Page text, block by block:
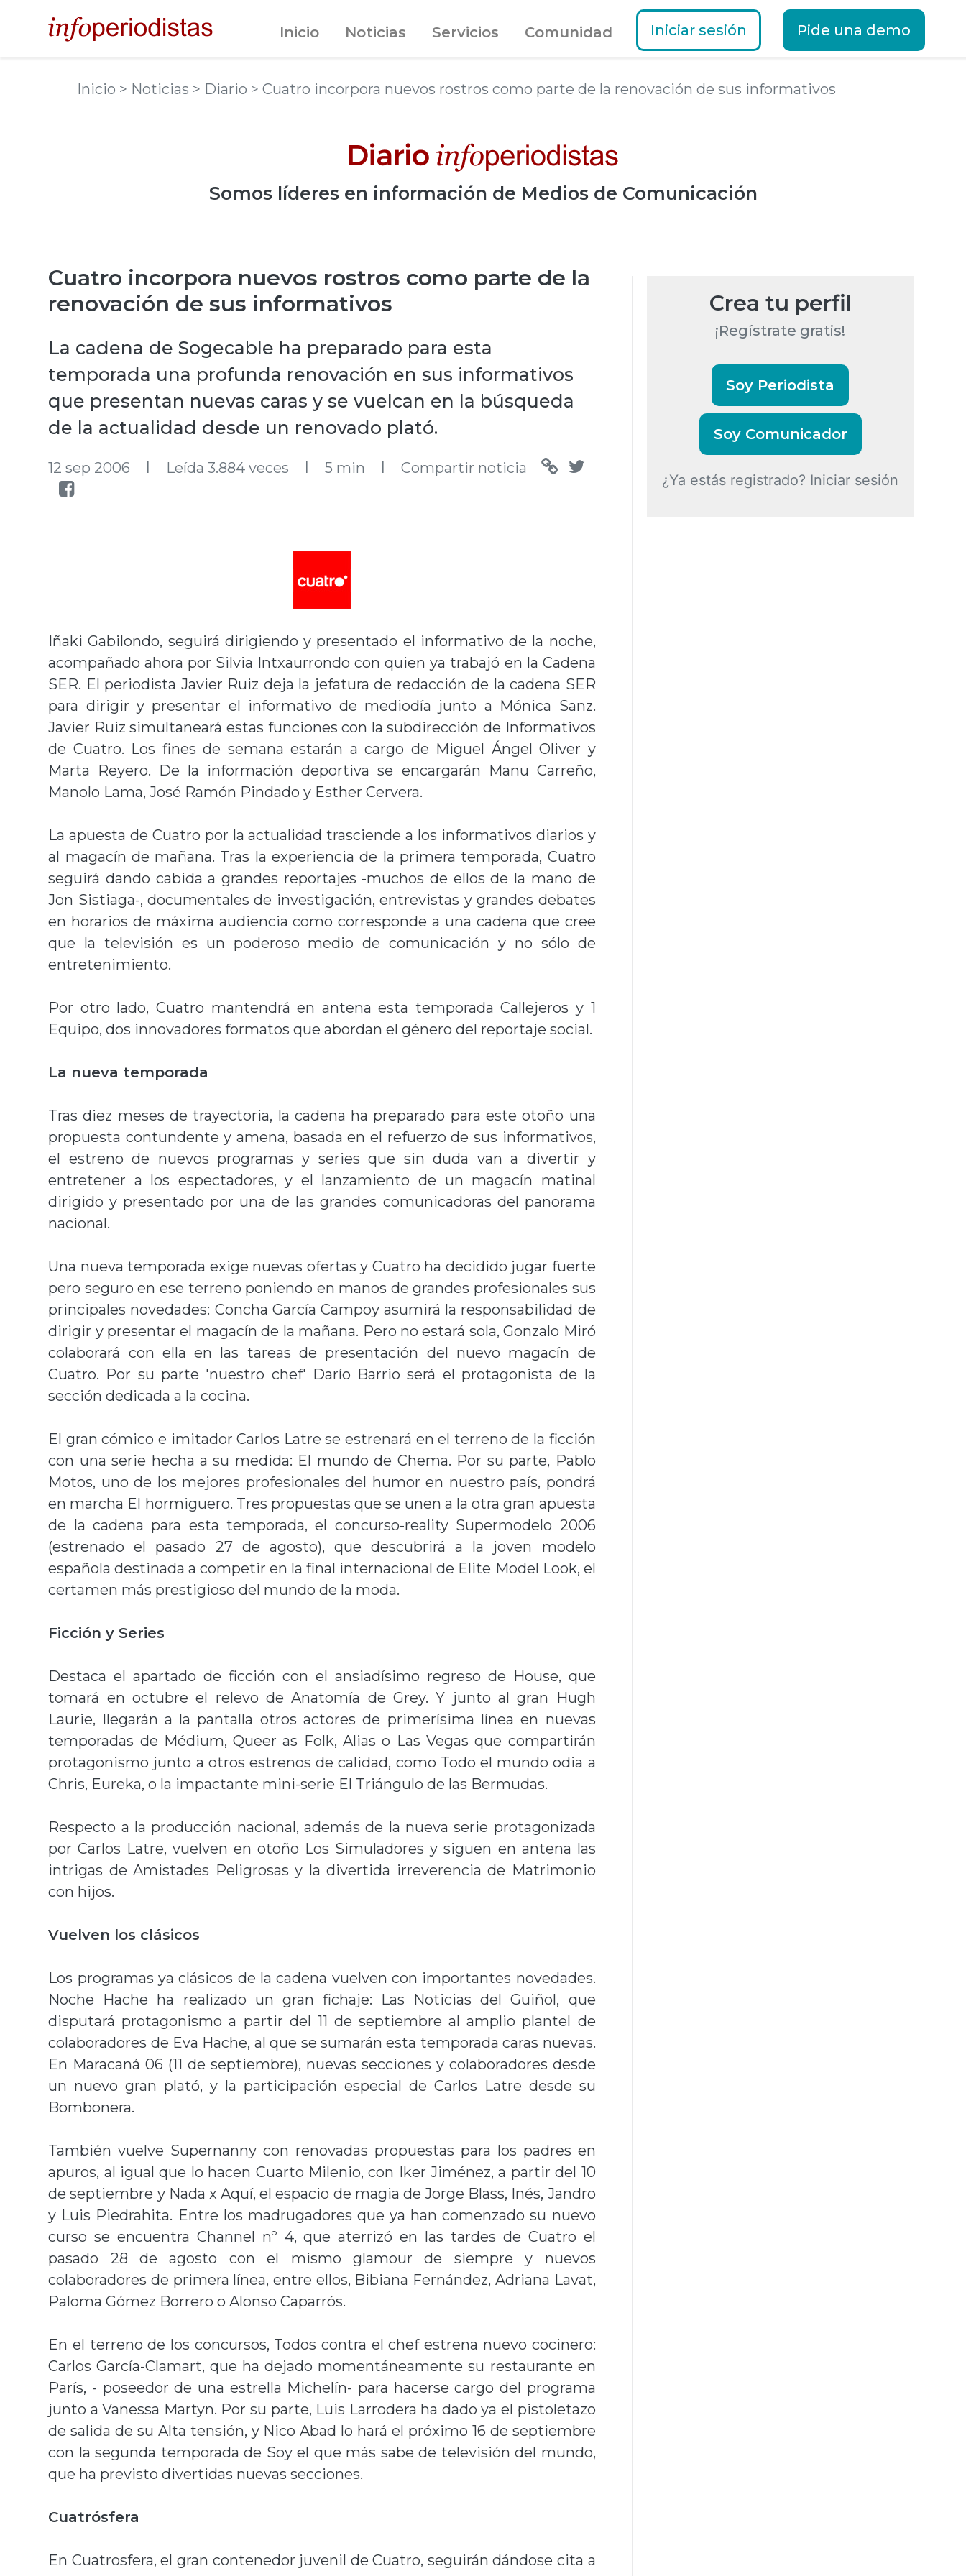
Inicio Noticias Servicios Comunidad Iniciar sesión Pide una demo
Inicio > Noticias > Diario > Cuatro incorpora nuevos rostros como parte de la renovación de sus informativos
Somos líderes en información de Medios de Comunicación
Cuatro incorpora nuevos rostros como parte de la
renovación de sus informativos
La cadena de Sogecable ha preparado para esta
temporada una profunda renovación en sus informativos
que presentan nuevas caras y se vuelcan en la búsqueda
de la actualidad desde un renovado plató.
12 sep 2006 Leída 3.884 veces 5 min Compartir noticia
Iñaki Gabilondo, seguirá dirigiendo y presentado el informativo de la noche,
acompañado ahora por Silvia Intxaurrondo con quien ya trabajó en la Cadena
SER. El periodista Javier Ruiz deja la jefatura de redacción de la cadena SER
para dirigir y presentar el informativo de mediodía junto a Mónica Sanz.
Javier Ruiz simultaneará estas funciones con la subdirección de Informativos
de Cuatro. Los fines de semana estarán a cargo de Miguel Ángel Oliver y
Marta Reyero. De la información deportiva se encargarán Manu Carreño,
Manolo Lama, José Ramón Pindado y Esther Cervera.
La apuesta de Cuatro por la actualidad trasciende a los informativos diarios y
al magacín de mañana. Tras la experiencia de la primera temporada, Cuatro
seguirá dando cabida a grandes reportajes -muchos de ellos de la mano de
Jon Sistiaga-, documentales de investigación, entrevistas y grandes debates
en horarios de máxima audiencia como corresponde a una cadena que cree
que la televisión es un poderoso medio de comunicación y no sólo de
entretenimiento.
Por otro lado, Cuatro mantendrá en antena esta temporada Callejeros y 1
Equipo, dos innovadores formatos que abordan el género del reportaje social.
La nueva temporada
Tras diez meses de trayectoria, la cadena ha preparado para este otoño una
propuesta contundente y amena, basada en el refuerzo de sus informativos,
el estreno de nuevos programas y series que sin duda van a divertir y
entretener a los espectadores, y el lanzamiento de un magacín matinal
dirigido y presentado por una de las grandes comunicadoras del panorama
nacional.
Una nueva temporada exige nuevas ofertas y Cuatro ha decidido jugar fuerte
pero seguro en ese terreno poniendo en manos de grandes profesionales sus
principales novedades: Concha García Campoy asumirá la responsabilidad de
dirigir y presentar el magacín de la mañana. Pero no estará sola, Gonzalo Miró
colaborará con ella en las tareas de presentación del nuevo magacín de
Cuatro. Por su parte 'nuestro chef' Darío Barrio será el protagonista de la
sección dedicada a la cocina.
El gran cómico e imitador Carlos Latre se estrenará en el terreno de la ficción
con una serie hecha a su medida: El mundo de Chema. Por su parte, Pablo
Motos, uno de los mejores profesionales del humor en nuestro país, pondrá
en marcha El hormiguero. Tres propuestas que se unen a la otra gran apuesta
de la cadena para esta temporada, el concurso-reality Supermodelo 2006
(estrenado el pasado 27 de agosto), que descubrirá a la joven modelo
española destinada a competir en la final internacional de Elite Model Look, el
certamen más prestigioso del mundo de la moda.
Ficción y Series
Destaca el apartado de ficción con el ansiadísimo regreso de House, que
tomará en octubre el relevo de Anatomía de Grey. Y junto al gran Hugh
Laurie, llegarán a la pantalla otros actores de primerísima línea en nuevas
temporadas de Médium, Queer as Folk, Alias o Las Vegas que compartirán
protagonismo junto a otros estrenos de calidad, como Todo el mundo odia a
Chris, Eureka, o la impactante mini-serie El Triángulo de las Bermudas.
Respecto a la producción nacional, además de la nueva serie protagonizada
por Carlos Latre, vuelven en otoño Los Simuladores y siguen en antena las
intrigas de Amistades Peligrosas y la divertida irreverencia de Matrimonio
con hijos.
Vuelven los clásicos
Los programas ya clásicos de la cadena vuelven con importantes novedades.
Noche Hache ha realizado un gran fichaje: Las Noticias del Guiñol, que
disputará protagonismo a partir del 11 de septiembre al amplio plantel de
colaboradores de Eva Hache, al que se sumarán esta temporada caras nuevas.
En Maracaná 06 (11 de septiembre), nuevas secciones y colaboradores desde
un nuevo gran plató, y la participación especial de Carlos Latre desde su
Bombonera.
También vuelve Supernanny con renovadas propuestas para los padres en
apuros, al igual que lo hacen Cuarto Milenio, con Iker Jiménez, a partir del 10
de septiembre y Nada x Aquí, el espacio de magia de Jorge Blass, Inés, Jandro
y Luis Piedrahita. Entre los madrugadores que ya han comenzado su nuevo
curso se encuentra Channel nº 4, que aterrizó en las tardes de Cuatro el
pasado 28 de agosto con el mismo glamour de siempre y nuevos
colaboradores de primera línea, entre ellos, Bibiana Fernández, Adriana Lavat,
Paloma Gómez Borrero o Alonso Caparrós.
En el terreno de los concursos, Todos contra el chef estrena nuevo cocinero:
Carlos García-Clamart, que ha dejado momentáneamente su restaurante en
París, - poseedor de una estrella Michelín- para hacerse cargo del programa
junto a Vanessa Martyn. Por su parte, Luis Larrodera ha dado ya el pistoletazo
de salida de su Alta tensión, y Nico Abad lo hará el próximo 16 de septiembre
con la segunda temporada de Soy el que más sabe de televisión del mundo,
que ha previsto divertidas nuevas secciones.
Cuatrósfera
En Cuatrosfera, el gran contenedor juvenil de Cuatro, seguirán dándose cita a
Crea tu perfil
¡Regístrate gratis!
Soy Periodista
Soy Comunicador
¿Ya estás registrado? Iniciar sesión